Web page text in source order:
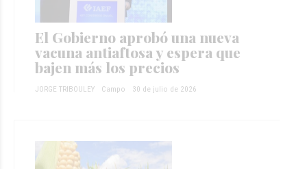
El Gobierno aprobó una nueva
vacuna antiaftosa y espera que
bajen más los precios
JORGE TRIBOULEY Campo 30 de julio de 2026